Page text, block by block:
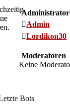
Admin
Lordikon30
Moderatoren
Keine
Bots